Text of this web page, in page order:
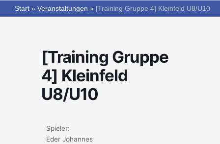
Start Veranstaltungen [Training Gruppe 4] Kleinfeld U8/U10
[Training Gruppe
4] Kleinfeld
U8/U10
Spieler:
Eder Johannes